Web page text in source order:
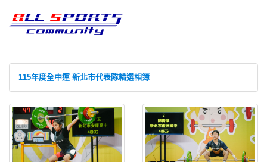
115年度全中運 新北市代表隊精選相簿